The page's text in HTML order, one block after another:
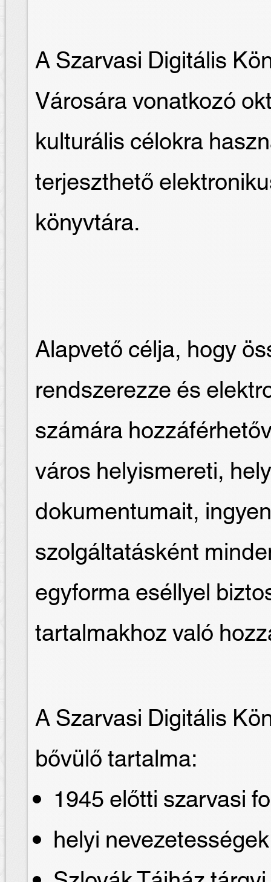
A Szarvasi Digitális
Városára vonatkozó
kulturális célokra
terjeszthető
könyvtára.
Alapvető célja, hogy
rendszerezze és
számára
város helyismereti,
dokumentumait,
szolgáltatásként
egyforma eséllyel
tartalmakhoz való
A Szarvasi Digitális
bővülő tartalma:
1945 előtti szarvasi
helyi